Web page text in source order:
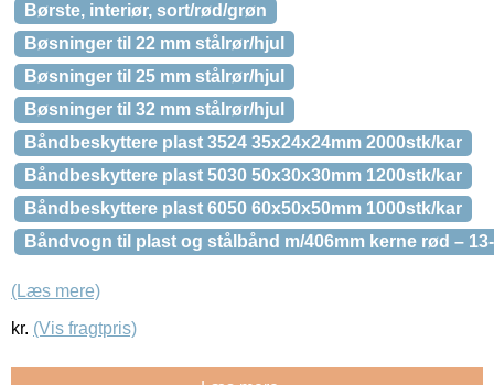
Børste, interiør, sort/rød/grøn
Bøsninger til 22 mm stålrør/hjul
Bøsninger til 25 mm stålrør/hjul
Bøsninger til 32 mm stålrør/hjul
Båndbeskyttere plast 3524 35x24x24mm 2000stk/kar
Båndbeskyttere plast 5030 50x30x30mm 1200stk/kar
Båndbeskyttere plast 6050 60x50x50mm 1000stk/kar
Båndvogn til plast og stålbånd m/406mm kerne rød –
(Læs mere)
kr. (Vis fragtpris)